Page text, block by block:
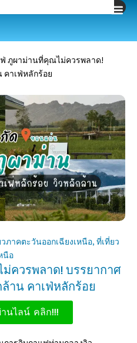
ฟ่ ภูผาม่านที่คุณไม่ควรพลาด!
คาเฟ่หลักร้อย
ภาคตะวันออกเฉียงเหนือ ที่เที่ยว
นือ
ควรพลาด! บรรยากาศ
าน คาเฟ่หลักร้อย
นไลน์ คลิก!!!